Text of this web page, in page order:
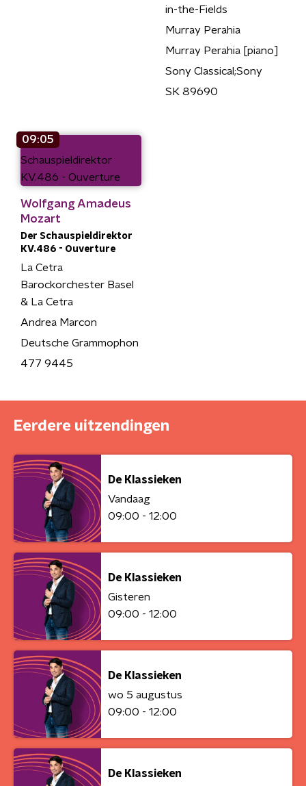
in-the-Fields
Murray Perahia
Murray Perahia [piano]
Sony Classical;Sony
SK 89690
09:05
Wolfgang Amadeus
Mozart
Der Schauspieldirektor
KV.486 - Ouverture
La Cetra
Barockorchester Basel
& La Cetra
Andrea Marcon
Deutsche Grammophon
477 9445
Eerdere uitzendingen
De Klassieken
Vandaag
09:00 - 12:00
De Klassieken
Gisteren
09:00 - 12:00
De Klassieken
wo 5 augustus
09:00 - 12:00
De Klassieken